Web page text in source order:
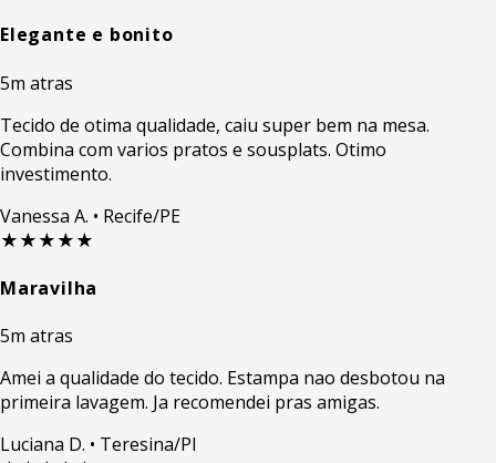
Elegante e bonito
5m atras
Tecido de otima qualidade, caiu super bem na mesa.
Combina com varios pratos e sousplats. Otimo
investimento.
Vanessa A. • Recife/PE
★★★★★
Maravilha
5m atras
Amei a qualidade do tecido. Estampa nao desbotou na
primeira lavagem. Ja recomendei pras amigas.
Luciana D. • Teresina/PI